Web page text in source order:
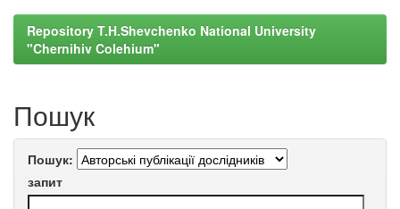
Repository T.H.Shevchenko National University
"Chernihiv Colehium"
Пошук
Пошук:
запит